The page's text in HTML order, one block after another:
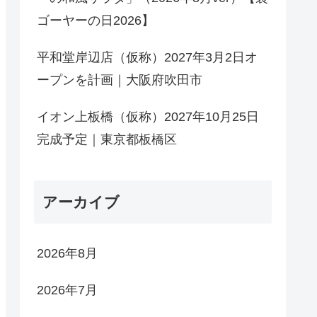
ゴーヤーの日2026】
平和堂岸辺店（仮称）2027年3月2日オ
ープンを計画｜大阪府吹田市
イオン上板橋（仮称）2027年10月25日
完成予定｜東京都板橋区
アーカイブ
2026年8月
2026年7月